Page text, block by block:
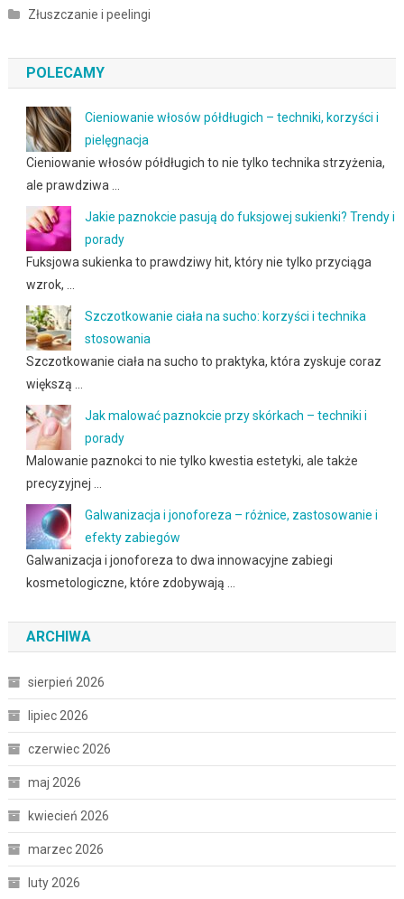
Złuszczanie i peelingi
POLECAMY
Cieniowanie włosów półdługich – techniki, korzyści i
pielęgnacja
Cieniowanie włosów półdługich to nie tylko technika strzyżenia,
ale prawdziwa …
Jakie paznokcie pasują do fuksjowej sukienki? Trendy i
porady
Fuksjowa sukienka to prawdziwy hit, który nie tylko przyciąga
wzrok, …
Szczotkowanie ciała na sucho: korzyści i technika
stosowania
Szczotkowanie ciała na sucho to praktyka, która zyskuje coraz
większą …
Jak malować paznokcie przy skórkach – techniki i
porady
Malowanie paznokci to nie tylko kwestia estetyki, ale także
precyzyjnej …
Galwanizacja i jonoforeza – różnice, zastosowanie i
efekty zabiegów
Galwanizacja i jonoforeza to dwa innowacyjne zabiegi
kosmetologiczne, które zdobywają …
ARCHIWA
sierpień 2026
lipiec 2026
czerwiec 2026
maj 2026
kwiecień 2026
marzec 2026
luty 2026